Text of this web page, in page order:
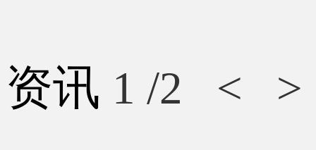
资讯 1 /2 < >